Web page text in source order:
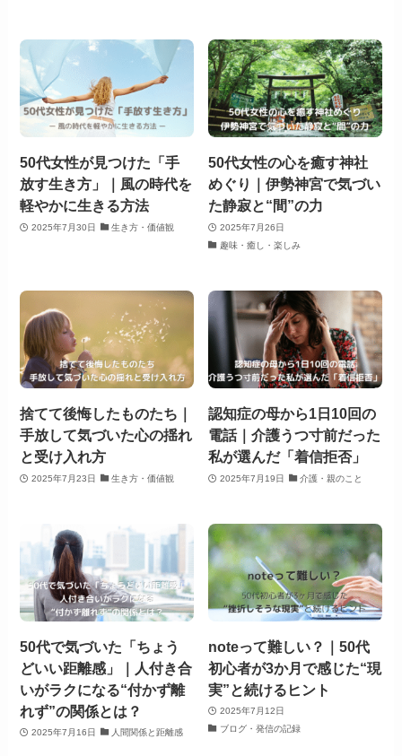
50代女性が見つけた「手
放す生き方」｜風の時代を
軽やかに生きる方法
2025年7月30日 生き方・価値観
50代女性の心を癒す神社
めぐり｜伊勢神宮で気づい
た静寂と“間”の力
2025年7月26日
趣味・癒し・楽しみ
捨てて後悔したものたち｜
手放して気づいた心の揺れ
と受け入れ方
2025年7月23日 生き方・価値観
認知症の母から1日10回の
電話｜介護うつ寸前だった
私が選んだ「着信拒否」
2025年7月19日 介護・親のこと
50代で気づいた「ちょう
どいい距離感」｜人付き合
いがラクになる“付かず離
れず”の関係とは？
2025年7月16日 人間関係と距離感
noteって難しい？｜50代
初心者が3か月で感じた“現
実”と続けるヒント
2025年7月12日
ブログ・発信の記録